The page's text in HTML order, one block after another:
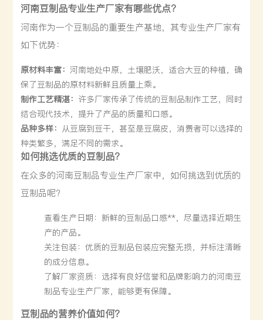
河南豆制品专业生产厂家有哪些优点？
河南作为一个豆制品的重要生产基地，其专业生产厂家有
如下优势：
原材料丰富： 河南地处中原，土壤肥沃，适合大豆的种植，确
保了豆制品的原材料新鲜且质量上乘。
制作工艺精湛： 许多厂家传承了传统的豆制品制作工艺，同时
结合现代技术，提升了产品的质量和口感。
品种多样： 从豆腐到豆干，甚至是豆腐皮，消费者可以选择的
种类繁多，满足不同的需求。
如何挑选优质的豆制品？
在众多的河南豆制品专业生产厂家中，如何挑选到优质的
豆制品呢？
查看生产日期：新鲜的豆制品口感**，尽量选择近期生
产的产品。
关注包装：优质的豆制品包装应完整无损，并标注清晰
的成分信息。
了解厂家资质：选择有良好信誉和品牌影响力的河南豆
制品专业生产厂家，能够更有保障。
豆制品的营养价值如何？